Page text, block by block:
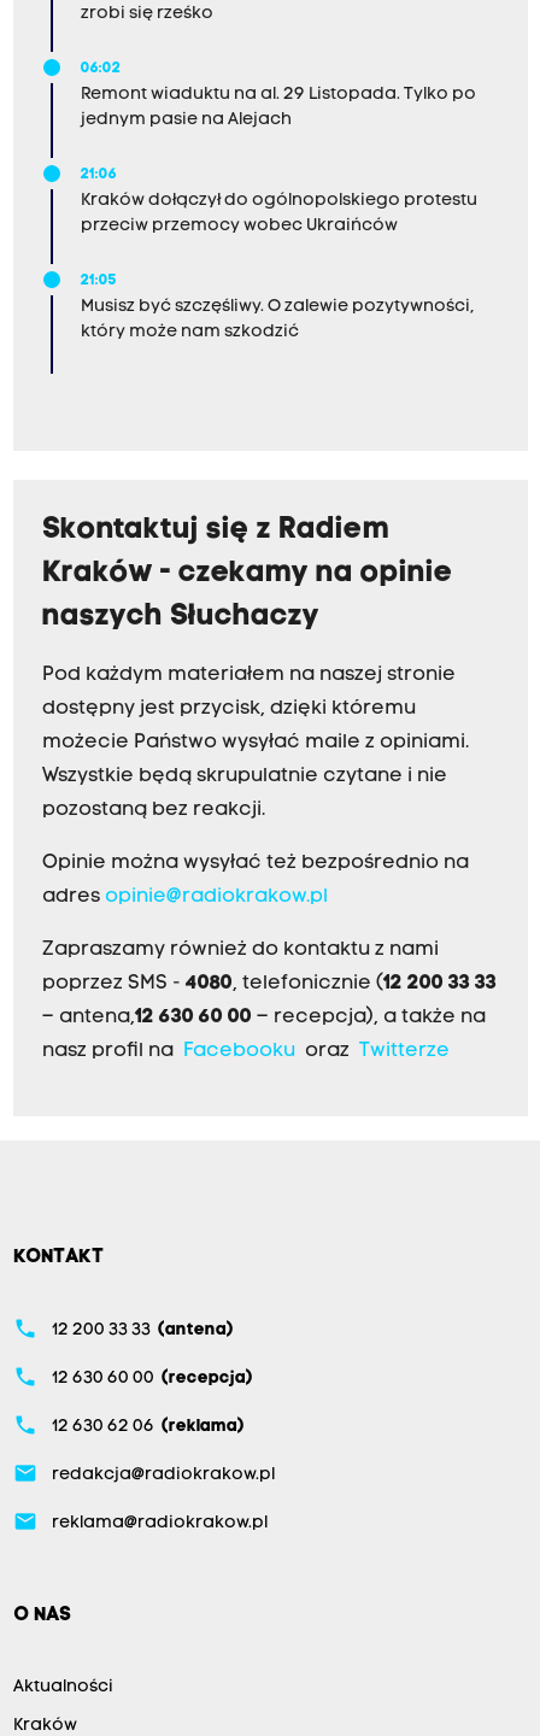
zrobi się rześko
06:02
Remont wiaduktu na al. 29 Listopada. Tylko po
jednym pasie na Alejach
21:06
Kraków dołączył do ogólnopolskiego protestu
przeciw przemocy wobec Ukraińców
21:05
Musisz być szczęśliwy. O zalewie pozytywności,
który może nam szkodzić
Skontaktuj się z Radiem
Kraków - czekamy na opinie
naszych Słuchaczy
Pod każdym materiałem na naszej stronie
dostępny jest przycisk, dzięki któremu
możecie Państwo wysyłać maile z opiniami.
Wszystkie będą skrupulatnie czytane i nie
pozostaną bez reakcji.
Opinie można wysyłać też bezpośrednio na
adres opinie@radiokrakow.pl
Zapraszamy również do kontaktu z nami
poprzez SMS - 4080, telefonicznie (12 200 33 33
– antena,12 630 60 00 – recepcja), a także na
nasz profil na
Facebookuoraz Twitterze
KONTAKT
phone 12 200 33 33 (antena)
phone 12 630 60 00 (recepcja)
phone 12 630 62 06 (reklama)
email redakcja@radiokrakow.pl
email reklama@radiokrakow.pl
O NAS
Aktualności
Kraków